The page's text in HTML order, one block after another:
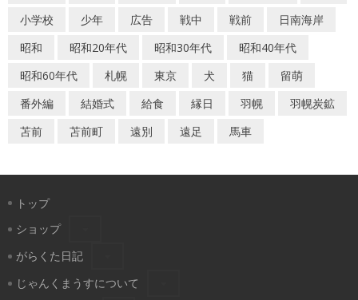
小学校
少年 広告 戦中 戦前
日南海岸
昭和
昭和20年代 昭和30年代
昭和40年代
昭和60年代
札幌 東京 犬 猫
留萌
番外編
結婚式 給食 縁日 羽幌
羽幌炭鉱
苫前
苫前町 遠別 遠足 馬車
トップ
ショップ
がらくた日記
じゃんくまうすについて